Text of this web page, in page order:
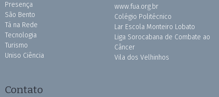
Presença
São Bento
Tá na Rede
Tecnologia
Turismo
Uniso Ciência
www.fua.org.br
Colégio Politécnico
Lar Escola Monteiro Lobato
Liga Sorocabana de Combate ao
Câncer
Vila dos Velhinhos
Contato